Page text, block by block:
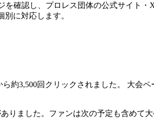
確認し、プロレス団体の公式サイト
に対応します。
約3,500回クリックされました。 大会
りました。ファンは次の予定も含めて大